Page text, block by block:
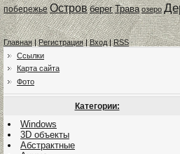
побережье Остров берег Трава озеро
Главная|Регистрация|Вход|RSS
Ссылки
Карта сайта
Фото
Категории:
Windows
3D объекты
Абстрактные